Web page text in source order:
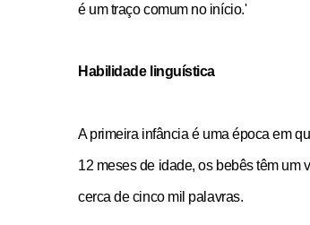
é um traço comum no início.'
Habilidade linguística
A primeira infância é uma época em
12 meses de idade, os bebês têm um
cerca de cinco mil palavras.